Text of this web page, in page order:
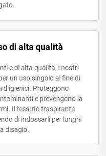
di alta qualità
e di alta qualità, i nostri
un uso singolo al fine di
igienici. Proteggono
e prevengono la
Il tessuto traspirante
di indossarli per lunghi
disagio.